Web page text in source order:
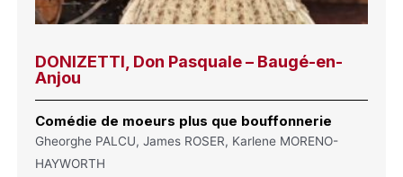
DONIZETTI, Don Pasquale – Baugé-en-
Anjou
Comédie de moeurs plus que bouffonnerie
Gheorghe PALCU, James ROSER, Karlene MORENO-
HAYWORTH